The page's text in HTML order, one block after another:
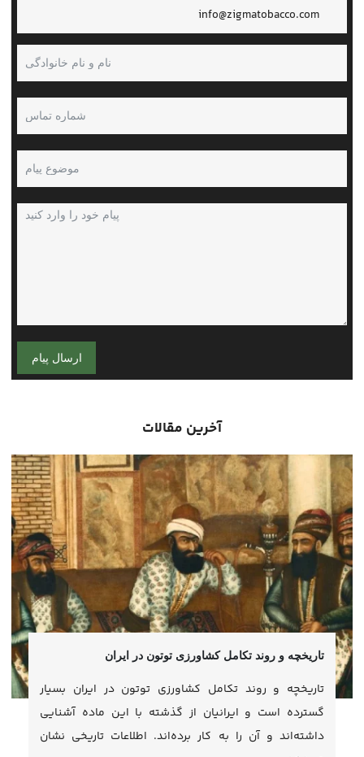
info@zigmatobacco.com
ارسال پیام
آخرین مقالات
تاریخچه و روند تکامل کشاورزی توتون در ایران
تاریخچه و روند تکامل کشاورزی توتون در ایران بسیار
گسترده است و ایرانیان از گذشته با این ماده آشنایی
داشته‌اند و آن را به کار برده‌اند. اطلاعات تاریخی نشان